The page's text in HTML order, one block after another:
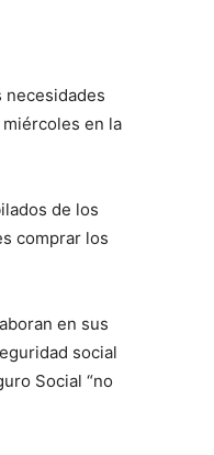
necesidades
en la
de los
comprar los
en sus
social
Social “no